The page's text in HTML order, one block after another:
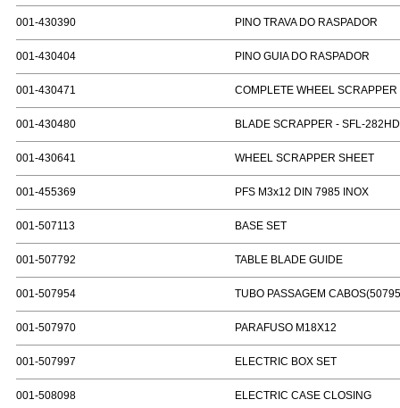
001-430390 PINO TRAVA DO RASPADOR
001-430404 PINO GUIA DO RASPADOR
001-430471 COMPLETE WHEEL SCRAPPER
001-430480 BLADE SCRAPPER - SFL-282HD
001-430641 WHEEL SCRAPPER SHEET
001-455369 PFS M3x12 DIN 7985 INOX
001-507113 BASE SET
001-507792 TABLE BLADE GUIDE
001-507954 TUBO PASSAGEM
001-507970 PARAFUSO M18X12
001-507997 ELECTRIC BOX SET
001-508098 ELECTRIC CASE CLOSING